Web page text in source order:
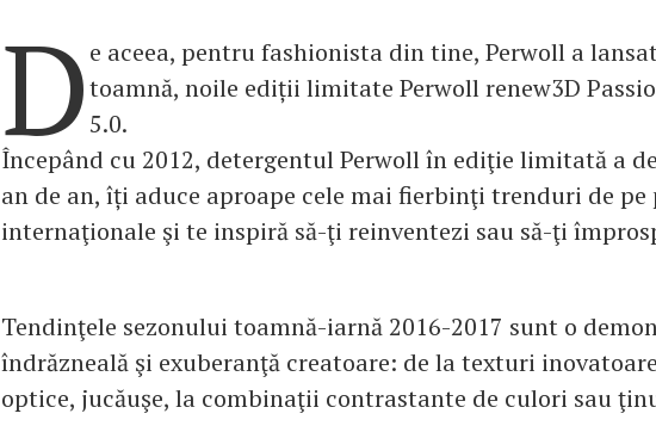
D e aceea, pentru fashionista din tine, Perwoll a
toamnă, noile ediții limitate Perwoll renew3D
5.0.
Începând cu 2012, detergentul Perwoll în ediţie limitată a
an de an, îți aduce aproape cele mai fierbinţi trenduri de
internaţionale şi te inspiră să-ţi reinventezi sau să-ţi
Tendinţele sezonului toamnă-iarnă 2016-2017 sunt o
îndrăzneală şi exuberanţă creatoare: de la texturi
optice, jucăuşe, la combinaţii contrastante de culori sau